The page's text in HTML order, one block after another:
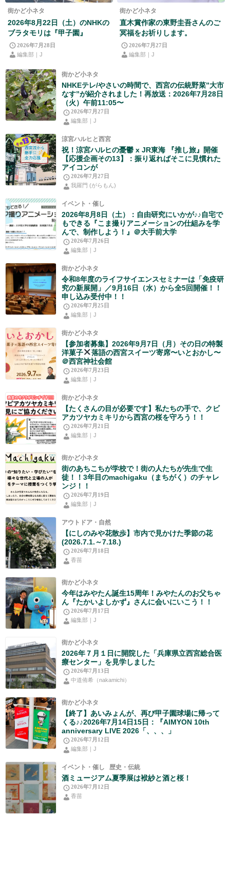
街かど小ネタ
2026年8月22日（土）のNHKの
ブラタモリは『甲子園』
2026年7月28日
編集部｜J
街かど小ネタ
直木賞作家の東野圭吾さんのご
冥福をお祈りします。
2026年7月27日
編集部｜J
街かど小ネタ
NHKEテレ/やさいの時間で、西宮の伝統野菜”大市
なす”が紹介されました！再放送：2026年7月28日
（火）午前11:05〜
2026年7月27日
編集部｜J
涼宮ハルヒと西宮
祝！涼宮ハルヒの憂鬱 x JR東海 『推し旅』開催
【応援企画その13】：振り返ればそこに見慣れた
アイコンが
2026年7月27日
我羅門 (がらもん)
イベント・催し
2026年8月8日（土）：自由研究にいかが♪♪自宅で
もできる『こま撮りアニメーションの仕組みを学
んで、制作しよう！』＠大手前大学
2026年7月26日
編集部｜J
街かど小ネタ
令和8年度のライフサイエンスセミナーは「免疫研
究の新展開」／9月16日（水）から全5回開催！！
申し込み受付中！！
2026年7月25日
編集部｜J
街かど小ネタ
【参加者募集】2026年9月7日（月）その日の特製
洋菓子
落語の西宮スイーツ寄席〜いとおかし〜
＠西宮神社会館
2026年7月23日
編集部｜J
街かど小ネタ
【たくさんの目が必要です】私たちの手で、クビ
アカツヤカミキリから西宮の桜を守ろう！！
2026年7月21日
編集部｜J
街かど小ネタ
街のあちこちが学校で！街の人たちが先生で生
徒！！3年目のmachigaku（まちがく）のチャレ
ンジ！！
2026年7月19日
編集部｜J
アウトドア・自然
【にしのみや花散歩】市内で見かけた季節の花
(2026.7.1.～7.18.)
2026年7月18日
香苗
街かど小ネタ
今年はみやたん誕生15周年！みやたんのお父ちゃ
ん『たかいよしかず』さんに会いにいこう！！
2026年7月17日
編集部｜J
街かど小ネタ
2026年７月１日に開院した「兵庫県立西宮総合医
療センター」を見学しました
2026年7月13日
中道侑希（nakamichi）
街かど小ネタ
【終了】あいみょんが、再び甲子園球場に帰って
くる♪♪2026年7月14日15日：『AIMYON 10th
anniversary LIVE 2026「、、、」
2026年7月12日
編集部｜J
イベント・催し 歴史・伝統
酒ミュージアム夏季展は袱紗と酒と桜！
2026年7月12日
香苗